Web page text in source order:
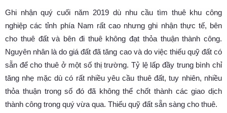
Ghi nhận quý cuối năm 2019 dù nhu cầu tìm thuê khu công
nghiệp các tỉnh phía Nam rất cao nhưng ghi nhận thực tế, bên
cho thuê đất và bên đi thuê không đạt thỏa thuận thành công.
Nguyên nhân là do giá đất đã tăng cao và do việc thiếu quỹ đất có
sẵn để cho thuê ở một số thị trường. Tỷ lệ lấp đầy trung bình chỉ
tăng nhẹ mặc dù có rất nhiều yêu cầu thuê đất, tuy nhiên, nhiều
thỏa thuận trong số đó đã không thể chốt thành các giao dịch
thành công trong quý vừa qua. Thiếu quỹ đất sẵn sàng cho thuê.